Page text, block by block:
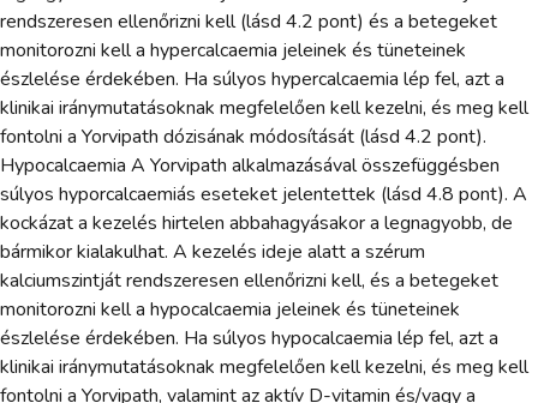
rendszeresen ellenőrizni kell (lásd 4.2 pont) és a betegeket
monitorozni kell a hypercalcaemia jeleinek és tüneteinek
észlelése érdekében. Ha súlyos hypercalcaemia lép fel, azt a
klinikai iránymutatásoknak megfelelően kell kezelni, és meg kell
fontolni a Yorvipath dózisának módosítását (lásd 4.2 pont).
Hypocalcaemia A Yorvipath alkalmazásával összefüggésben
súlyos hyporcalcaemiás eseteket jelentettek (lásd 4.8 pont). A
kockázat a kezelés hirtelen abbahagyásakor a legnagyobb, de
bármikor kialakulhat. A kezelés ideje alatt a szérum
kalciumszintját rendszeresen ellenőrizni kell, és a betegeket
monitorozni kell a hypocalcaemia jeleinek és tüneteinek
észlelése érdekében. Ha súlyos hypocalcaemia lép fel, azt a
klinikai iránymutatásoknak megfelelően kell kezelni, és meg kell
fontolni a Yorvipath, valamint az aktív D-vitamin és/vagy a